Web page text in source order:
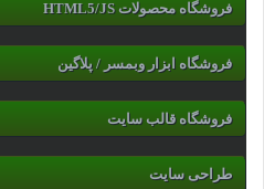
فروشگاه محصولات HTML5/JS
فروشگاه ابزار وبمسر / پلاگین
فروشگاه قالب سایت
طراحی سایت